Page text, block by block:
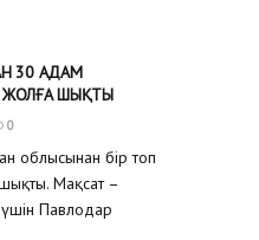
30 АДАМ
ЖОЛҒА ШЫҚТЫ
0
облысынан бір топ
Мақсат –
Павлодар